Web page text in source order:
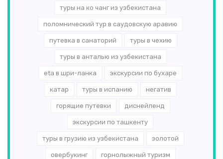
туры на ко чанг из узбекистана
поломнический тур в саудовскую аравию
путевка в санаторий туры в чехию
туры в анталью из узбекистана
eta в шри-ланка экскурсии по бухаре
катар туры в испанию негатив
горящие путевки диснейленд
экскурсии по ташкенту
туры в грузию из узбекистана золотой
овербукинг горнолыжный туризм